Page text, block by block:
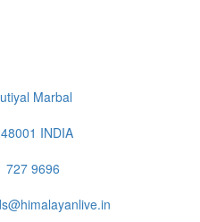
Marbal
INDIA
727 9696